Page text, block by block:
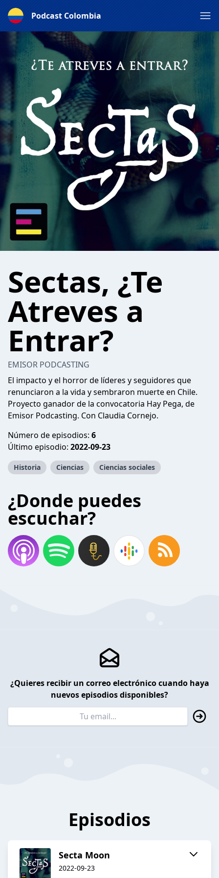
Podcast Colombia
Sectas, ¿Te
Atreves a
Entrar?
EMISOR PODCASTING
El impacto y el horror de líderes y seguidores que
renunciaron a la vida y sembraron muerte en Chile.
Proyecto ganador de la convocatoria Hay Pega, de
Emisor Podcasting. Con Claudia Cornejo.
Número de episodios: 6
Último episodio: 2022-09-23
Historia Ciencias Ciencias sociales
¿Donde puedes
escuchar?
¿Quieres recibir un correo electrónico cuando haya
nuevos episodios disponibles?
Episodios
Secta Moon
2022-09-23